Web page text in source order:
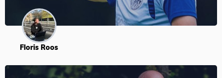
Floris Roos